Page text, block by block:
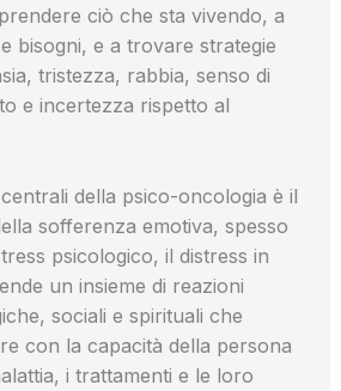
ciò che sta vivendo, a
bisogni, e a trovare strategie
tristezza, rabbia, senso di
e incertezza rispetto al
della psico-oncologia è il
sofferenza emotiva, spesso
psicologico, il distress in
un insieme di reazioni
sociali e spirituali che
con la capacità della persona
i trattamenti e le loro